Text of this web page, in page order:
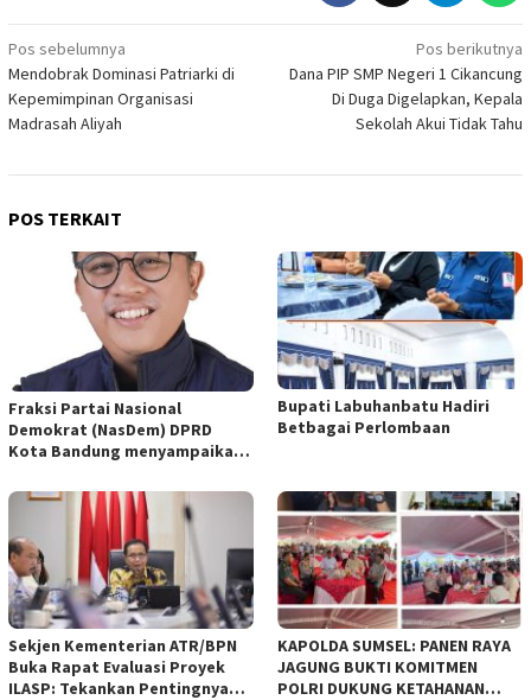
Navigasi
pos
Pos sebelumnya
Mendobrak Dominasi Patriarki di
Kepemimpinan Organisasi
Madrasah Aliyah
Pos berikutnya
Dana PIP SMP Negeri 1 Cikancung
Di Duga Digelapkan, Kepala
Sekolah Akui Tidak Tahu
POS TERKAIT
Fraksi Partai Nasional
Demokrat (NasDem) DPRD
Kota Bandung menyampaikan
empat Rancangan Peraturan
Daerah (Raperda) yang
diajukan Pemerintah Kota
Bandung
Bupati Labuhanbatu Hadiri
Betbagai Perlombaan
Sekjen Kementerian ATR/BPN
Buka Rapat Evaluasi Proyek
ILASP: Tekankan Pentingnya
KAPOLDA SUMSEL: PANEN RAYA
JAGUNG BUKTI KOMITMEN
POLRI DUKUNG KETAHANAN